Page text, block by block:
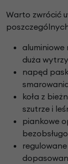
Warto zwrócić
duża
napęd
koła z
szutrze i
piankowe